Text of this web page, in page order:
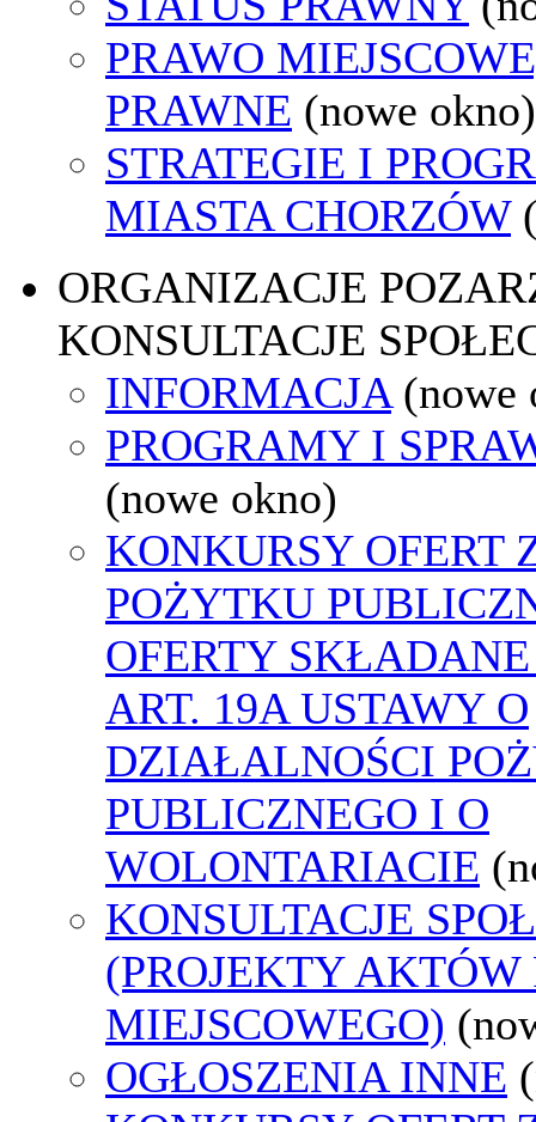
PRAWO
PRAWNE (nowe okno)
STRATEGIE I
MIASTA CHORZÓW
ORGANIZACJE
KONSULTACJE
INFORMACJA (nowe
PROGRAMY I
(nowe okno)
KONKURSY OFERT
POŻYTKU
OFERTY
ART. 19A USTAWY O
DZIAŁALNOŚCI
PUBLICZNEGO I O
WOLONTARIACIE
KONSULTACJE
(PROJEKTY AKTÓW
MIEJSCOWEGO)
OGŁOSZENIA INNE